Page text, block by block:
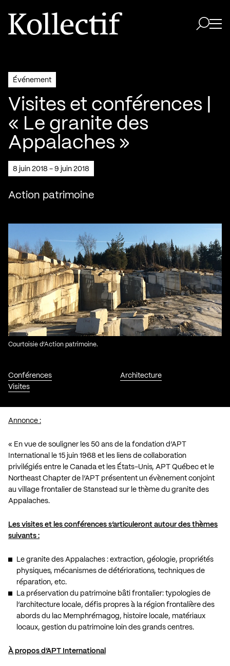
Aller à la page d'accueil
Logo Kollectif
Événement
Visites et conférences |
« Le granite des
Appalaches »
8 juin 2018 - 9 juin 2018
Action patrimoine
Conférences
Visites
Architecture
Courtoisie d’Action patrimoine.
Annonce :
« En vue de souligner les 50 ans de la fondation d’APT
International le 15 juin 1968 et les liens de collaboration
privilégiés entre le Canada et les États-Unis, APT Québec et le
Northeast Chapter de l’APT présentent un évènement conjoint
au village frontalier de Stanstead sur le thème du granite des
Appalaches.
Les visites et les conférences s’articuleront autour des thèmes
suivants :
Le granite des Appalaches : extraction, géologie, propriétés
physiques, mécanismes de détériorations, techniques de
réparation, etc.
La préservation du patrimoine bâti frontalier: typologies de
l’architecture locale, défis propres à la région frontalière des
abords du lac Memphrémagog, histoire locale, matériaux
locaux, gestion du patrimoine loin des grands centres.
À propos d’APT International